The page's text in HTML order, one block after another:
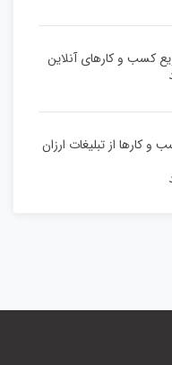
کسب و کارهای آنلاین
کارها از تبلیغات ارزان